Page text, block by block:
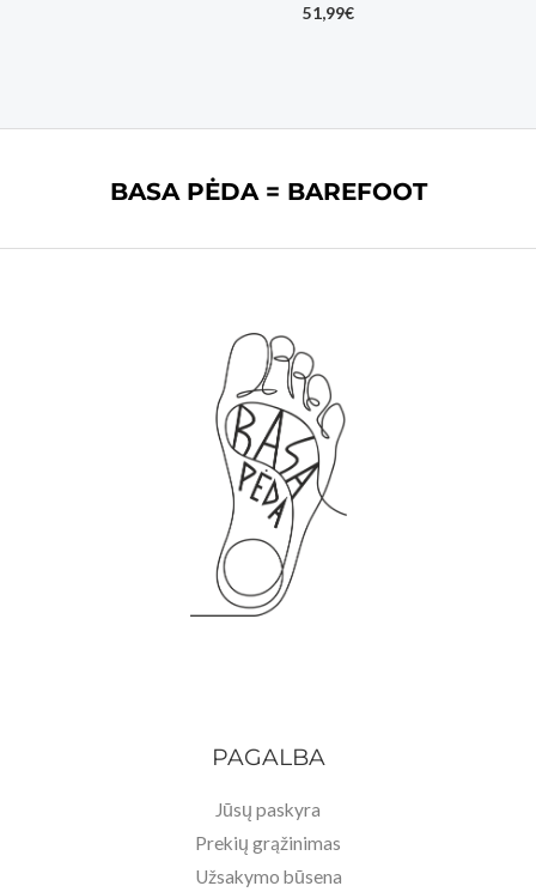
51,99€
BASA PĖDA = BAREFOOT
PAGALBA
Jūsų paskyra
Prekių grąžinimas
Užsakymo būsena